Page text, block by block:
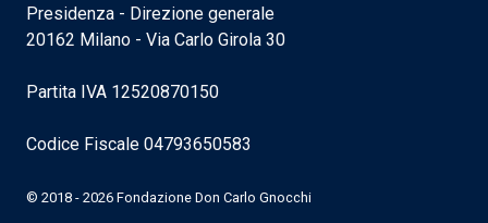
Presidenza - Direzione generale
20162 Milano - Via Carlo Girola 30
Partita IVA 12520870150
Codice Fiscale 04793650583
© 2018 - 2026 Fondazione Don Carlo Gnocchi